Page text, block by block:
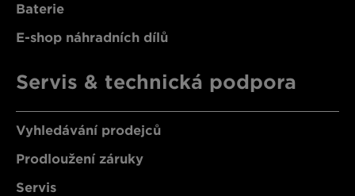
Baterie
E-shop náhradních dílů
Servis & technická podpora
Vyhledávání prodejců
Prodloužení záruky
Servis